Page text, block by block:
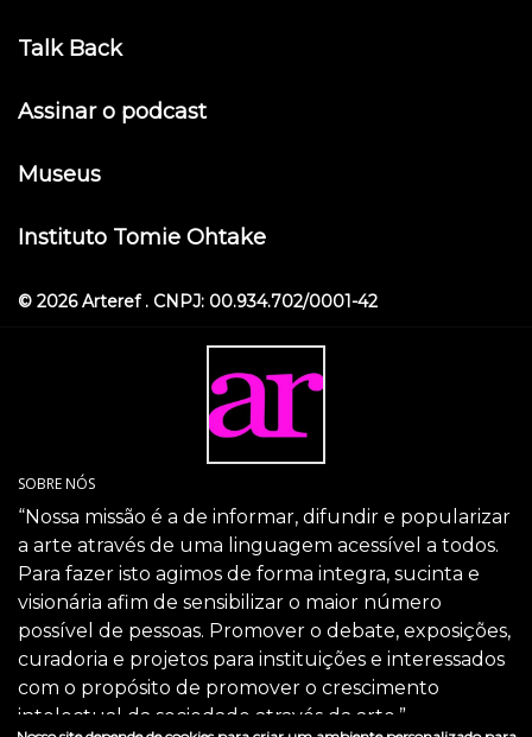
Talk Back
Assinar o podcast
Museus
Instituto Tomie Ohtake
© 2026 Arteref . CNPJ: 00.934.702/0001-42
SOBRE NÓS
“Nossa missão é a de informar, difundir e popularizar
a arte através de uma linguagem acessível a todos.
Para fazer isto agimos de forma integra, sucinta e
visionária afim de sensibilizar o maior número
possível de pessoas. Promover o debate, exposições,
curadoria e projetos para instituições e interessados
com o propósito de promover o crescimento
intelectual da sociedade através da arte.”